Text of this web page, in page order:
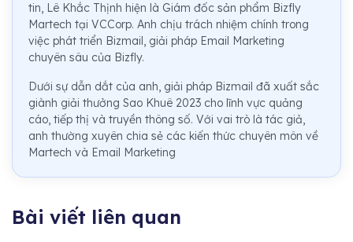
tin, Lê Khắc Thịnh hiện là Giám đốc sản phẩm Bizfly
Martech tại VCCorp. Anh chịu trách nhiệm chính trong
việc phát triển Bizmail, giải pháp Email Marketing
chuyên sâu của Bizfly.
Dưới sự dẫn dắt của anh, giải pháp Bizmail đã xuất sắc
giành giải thưởng Sao Khuê 2023 cho lĩnh vực quảng
cáo, tiếp thị và truyền thông số. Với vai trò là tác giả,
anh thường xuyên chia sẻ các kiến thức chuyên môn về
Martech và Email Marketing
Bài viết liên quan